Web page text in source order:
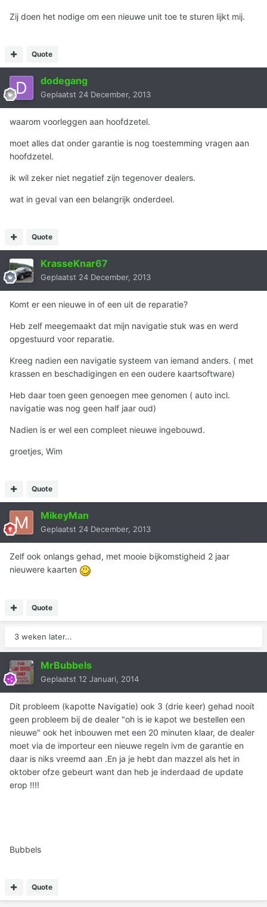
Zij doen het nodige om een nieuwe unit toe te sturen lijkt mij.
Quote
dodegang
Geplaatst 24 December, 2013
waarom voorleggen aan hoofdzetel.
moet alles dat onder garantie is nog toestemming vragen aan
hoofdzetel.
ik wil zeker niet negatief zijn tegenover dealers.
wat in geval van een belangrijk onderdeel.
Quote
KrasseKnar67
Geplaatst 24 December, 2013
Komt er een nieuwe in of een uit de reparatie?
Heb zelf meegemaakt dat mijn navigatie stuk was en werd
opgestuurd voor reparatie.
Kreeg nadien een navigatie systeem van iemand anders. ( met
krassen en beschadigingen en een oudere kaartsoftware)
Heb daar toen geen genoegen mee genomen ( auto incl.
navigatie was nog geen half jaar oud)
Nadien is er wel een compleet nieuwe ingebouwd.
groetjes, Wim
Quote
MikeyMan
Geplaatst 24 December, 2013
Zelf ook onlangs gehad, met mooie bijkomstigheid 2 jaar
nieuwere kaarten
Quote
3 weken later...
MrBubbels
Geplaatst 12 Januari, 2014
Dit probleem (kapotte Navigatie) ook 3 (drie keer) gehad nooit
geen probleem bij de dealer "oh is ie kapot we bestellen een
nieuwe" ook het inbouwen met een 20 minuten klaar, de dealer
moet via de importeur een nieuwe regeln ivm de garantie en
daar is niks vreemd aan .En ja je hebt dan mazzel als het in
oktober ofze gebeurt want dan heb je inderdaad de update
erop !!!!
Bubbels
Quote